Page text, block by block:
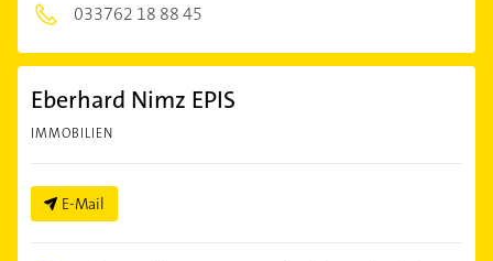
033762 18 88 45
Eberhard Nimz EPIS
IMMOBILIEN
E-Mail